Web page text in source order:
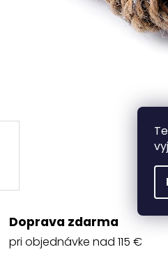
Doprava zdarma
pri objednávke nad 115 €